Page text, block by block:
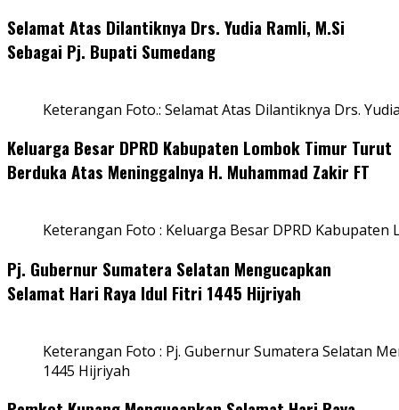
Selamat Atas Dilantiknya Drs. Yudia Ramli, M.Si
Sebagai Pj. Bupati Sumedang
Keterangan Foto.: Selamat Atas Dilantiknya Drs.
Keluarga Besar DPRD Kabupaten Lombok Timur Turut
Berduka Atas Meninggalnya H. Muhammad Zakir FT
Keterangan Foto : Keluarga Besar DPRD
Pj. Gubernur Sumatera Selatan Mengucapkan
Selamat Hari Raya Idul Fitri 1445 Hijriyah
Keterangan Foto : Pj. Gubernur Sumatera Selatan
1445 Hijriyah